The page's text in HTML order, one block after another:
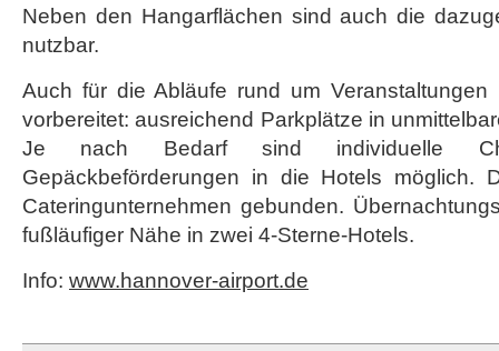
Neben den Hangarflächen sind auch die
nutzbar.
Auch für die Abläufe rund um Veranstaltungen
vorbereitet: ausreichend Parkplätze in
Je nach Bedarf sind individuelle
Gepäckbeförderungen in die Hotels möglich.
Cateringunternehmen gebunden.
fußläufiger Nähe in zwei 4-Sterne-Hotels.
Info: www.hannover-airport.de